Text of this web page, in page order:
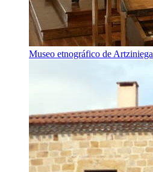
Museo etnográfico de Artziniega